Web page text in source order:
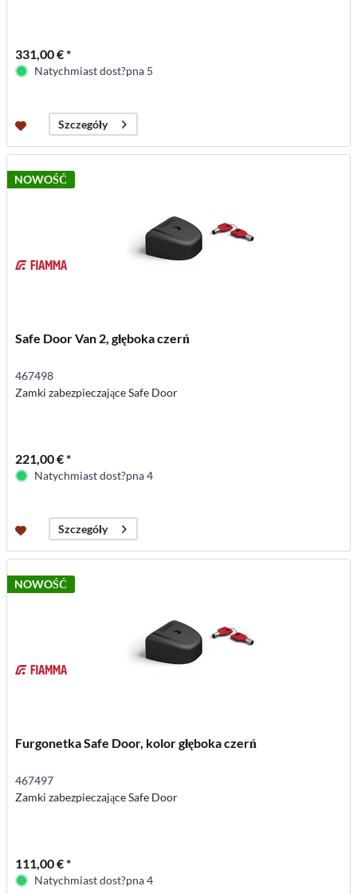
331,00 € *
Natychmiast dost?pna 5
Szczegóły
NOWOŚĆ
Safe Door Van 2, głęboka czerń
467498
Zamki zabezpieczające Safe Door
221,00 € *
Natychmiast dost?pna 4
Szczegóły
NOWOŚĆ
Furgonetka Safe Door, kolor głęboka czerń
467497
Zamki zabezpieczające Safe Door
111,00 € *
Natychmiast dost?pna 4